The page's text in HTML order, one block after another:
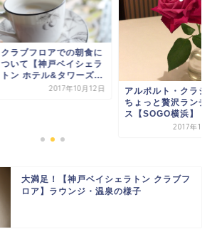
クラブフロアでの朝食に
ついて【神戸ベイシェラ
トン ホテル&タワーズ...
2017年10月12日
アルポルト・クラシ
ちょっと贅沢ランチ
ス【SOGO横浜】
2017年10
大満足！【神戸ベイシェラトン クラブフ
ロア】ラウンジ・温泉の様子